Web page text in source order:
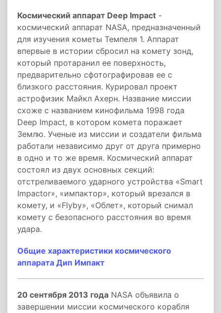
Космический аппарат Deep Impact -
космический аппарат NASA, предназначенный
для изучения кометы Темпеля 1. Аппарат
впервые в истории сбросил на комету зонд,
который протаранил ее поверхность,
предварительно сфотографировав ее с
близкого расстояния. Курировал проект
астрофизик Майкл Ахерн. Название миссии
схоже с названием кинофильма 1998 года
Deep Impact, в котором комета поражает
Землю. Ученые из миссии и создатели фильма
работали независимо друг от друга примерно
в одно и то же время. Космический аппарат
состоял из двух основных секций:
отстреливаемого ударного устройства «Smart
Impactor», «импактор», который врезался в
комету, и «Flyby», «Облет», который снимал
комету с безопасного расстояния во время
удара.
Общие характеристики космического
аппарата Дип Импакт
20 сентября 2013 года NASA объявила о
завершении миссии космического корабля